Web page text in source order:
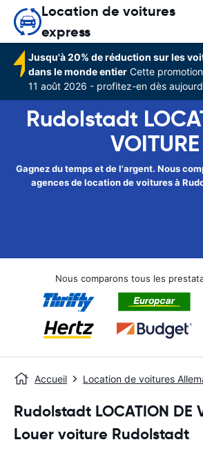
Location de voitures
express
Jusqu'à 20% de réduction sur les
dans le monde entier Cette
11 août 2026 - profitez-en dès
Rudolstadt
VOITURE
Gagnez du temps et de l'argent. Nous
agences de location de voitures à
Nous comparons tous les
Accueil Location de voitures
Rudolstadt LOCATION DE
Louer voiture Rudolstadt